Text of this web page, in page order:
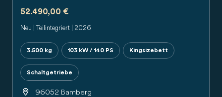
52.490,00 €
Neu | Teilintegriert | 2026
3.500 kg 103 kW / 140 PS Kingsizebett
Schaltgetriebe
96052 Bamberg